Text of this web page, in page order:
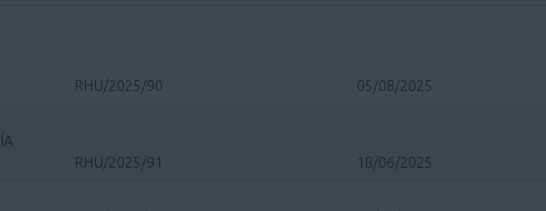
RHU/2025/90 05/08/2025
RHU/2025/91 18/06/2025